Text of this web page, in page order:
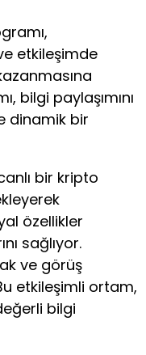
etkileşimde
bilgi paylaşımını
dinamik bir
bir kripto
özellikler
sağlıyor.
ve görüş
etkileşimli ortam,
bilgi